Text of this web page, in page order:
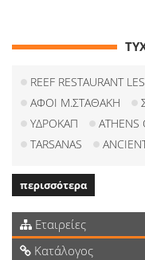
REEF RESTAURANT
ΑΦΟΙ Μ.ΣΤΑΘΑΚΗ
ΥΔΡΟΚΑΠ
ATHENS
TARSANAS
περισσότερα
Εταιρείες
Κατάλογος